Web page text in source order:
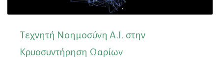
Τεχνητή Νοημοσύνη Α.Ι. στην
Κρυοσυντήρηση Ωαρίων